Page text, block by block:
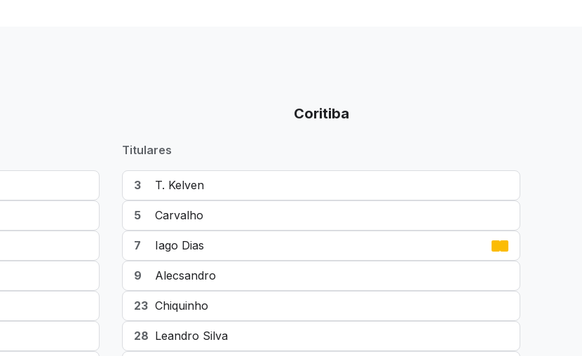
Coritiba
Titulares
3 T. Kelven
5 Carvalho
7 Iago Dias
9 Alecsandro
23 Chiquinho
28 Leandro Silva